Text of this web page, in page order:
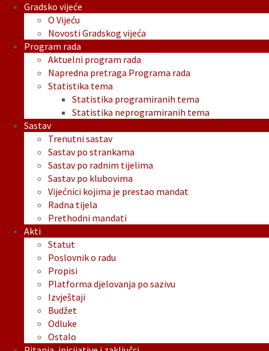
Gradsko vijeće
O Vijeću
Novosti Gradskog vijeća
Program rada
Aktuelni program rada
Napredna pretraga Programa rada
Statistika tema
Statistika programiranih tema
Statistika neprogramiranih tema
Sastav
Trenutni sastav
Sastav po strankama
Sastav po radnim tijelima
Sastav po klubovima
Vijećnici kojima je prestao mandat
Radna tijela
Prethodni mandati
Akti
Statut
Poslovnik o radu
Propisi
Platforma djelovanja po sazivu
Izvještaji
Budžet
Odluke
Ostalo